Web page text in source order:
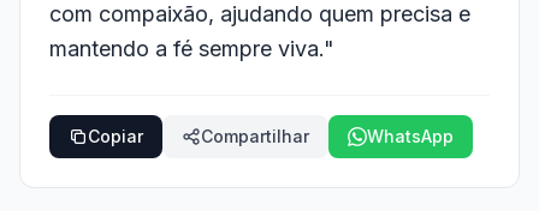
com compaixão, ajudando quem precisa e
mantendo a fé sempre viva."
Copiar Compartilhar WhatsApp